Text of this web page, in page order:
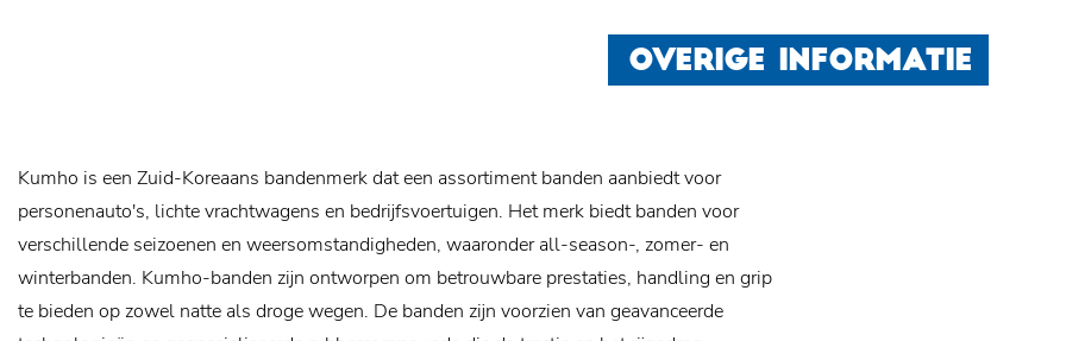
OVERIGE INFORMATIE
Kumho is een Zuid-Koreaans bandenmerk dat een assortiment banden aanbiedt voor
personenauto's, lichte vrachtwagens en bedrijfsvoertuigen. Het merk biedt banden voor
verschillende seizoenen en weersomstandigheden, waaronder all-season-, zomer- en
winterbanden. Kumho-banden zijn ontworpen om betrouwbare prestaties, handling en grip
te bieden op zowel natte als droge wegen. De banden zijn voorzien van geavanceerde